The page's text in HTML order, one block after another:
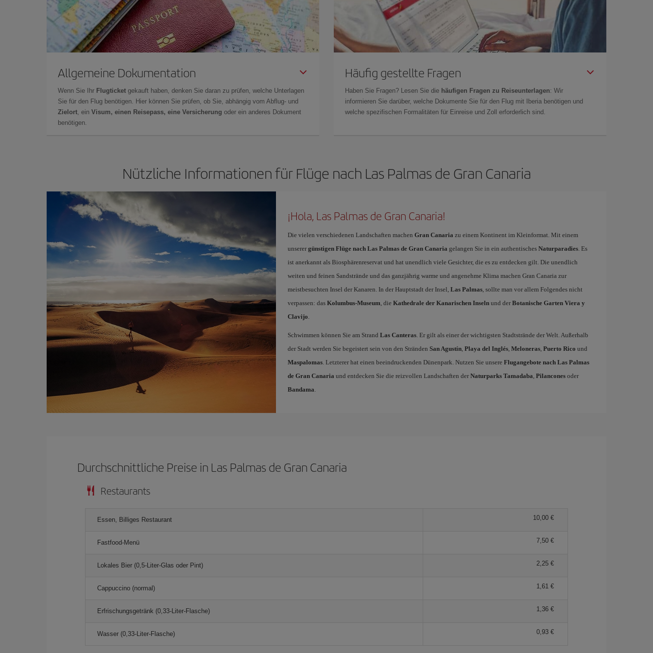
Allgemeine Dokumentation
Wenn Sie Ihr Flugticket gekauft haben, denken Sie daran zu prüfen, welche Unterlagen
Sie für den Flug benötigen. Hier können Sie prüfen, ob Sie, abhängig vom Abflug- und
Zielort, ein Visum, einen Reisepass, eine Versicherung oder ein anderes Dokument
benötigen.
Häufig gestellte Fragen
Haben Sie Fragen? Lesen Sie die häufigen Fragen zu Reiseunterlagen: Wir
informieren Sie darüber, welche Dokumente Sie für den Flug mit Iberia benötigen und
welche spezifischen Formalitäten für Einreise und Zoll erforderlich sind.
Nützliche Informationen für Flüge nach Las Palmas de Gran Canaria
¡Hola, Las Palmas de Gran Canaria!
Die vielen verschiedenen Landschaften machen Gran Canaria zu einem Kontinent im Kleinformat. Mit einem
unserer günstigen Flüge nach Las Palmas de Gran Canaria gelangen Sie in ein authentisches Naturparadies. Es
ist anerkannt als Biosphärenreservat und hat unendlich viele Gesichter, die es zu entdecken gilt. Die unendlich
weiten und feinen Sandstrände und das ganzjährig warme und angenehme Klima machen Gran Canaria zur
meistbesuchten Insel der Kanaren. In der Hauptstadt der Insel, Las Palmas, sollte man vor allem Folgendes nicht
verpassen: das Kolumbus-Museum, die Kathedrale der Kanarischen Inselnund der Botanische Garten Viera y
Clavijo.
Schwimmen können Sie am Strand Las Canteras. Er gilt als einer der wichtigsten Stadtstrände der Welt. Außerhalb
der Stadt werden Sie begeistert sein von den Stränden San Agustín, Playa del Inglés, Meloneras, Puerto Rico und
Maspalomas. Letzterer hat einen beeindruckenden Dünenpark. Nutzen Sie unsere Flugangebote nach Las Palmas
de Gran Canaria und entdecken Sie die reizvollen Landschaften der Naturparks Tamadaba, Pilanconesoder
Bandama.
Durchschnittliche Preise in Las Palmas de Gran Canaria
Restaurants
Essen, Billiges Restaurant 10,00 €
Fastfood-Menü 7,50 €
Lokales Bier (0,5-Liter-Glas oder Pint) 2,25 €
Cappuccino (normal) 1,61 €
Erfrischungsgetränk (0,33-Liter-Flasche) 1,36 €
Wasser (0,33-Liter-Flasche) 0,93 €